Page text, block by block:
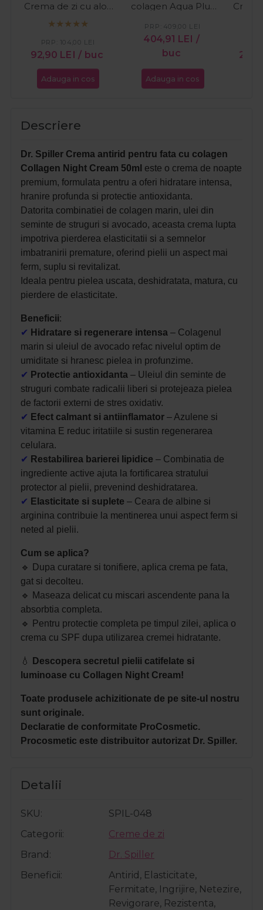
Crema de zi cu aloe
vera pentru ten
Balance 50ml
92,90 LEI / buc
PRP: 104,00 LEI
Adauga in cos
colagen Aqua Plus
404,91 LEI /
buc
PRP: 409,00 LEI
Adauga in cos
Descriere
Dr. Spiller Crema antirid pentru fata cu colagen
Collagen Night Cream 50ml este o crema de noapte
premium, formulata pentru a oferi hidratare intensa,
hranire profunda si protectie antioxidanta.
Datorita combinatiei de colagen marin, ulei din
seminte de struguri si avocado, aceasta crema lupta
impotriva pierderea elasticitatii si a semnelor
imbatranirii premature, oferind pielii un aspect mai
ferm, suplu si revitalizat.
Ideala pentru pielea uscata, deshidratata, matura, cu
pierdere de elasticitate.
Beneficii:
✔ Hidratare si regenerare intensa – Colagenul
marin si uleiul de avocado refac nivelul optim de
umiditate si hranesc pielea in profunzime.
✔ Protectie antioxidanta – Uleiul din seminte de
struguri combate radicalii liberi si protejeaza pielea
de factorii externi de stres oxidativ.
✔ Efect calmant si antiinflamator – Azulene si
vitamina E reduc iritatiile si sustin regenerarea
celulara.
✔ Restabilirea barierei lipidice – Combinatia de
ingrediente active ajuta la fortificarea stratului
protector al pielii, prevenind deshidratarea.
✔ Elasticitate si suplete – Ceara de albine si
arginina contribuie la mentinerea unui aspect ferm si
neted al pielii.
Cum se aplica?
🔹 Dupa curatare si tonifiere, aplica crema pe fata,
gat si decolteu.
🔹 Maseaza delicat cu miscari ascendente pana la
absorbtia completa.
🔹 Pentru protectie completa pe timpul zilei, aplica o
crema cu SPF dupa utilizarea cremei hidratante.
💧
Descopera secretul pielii catifelate si
luminoase cu Collagen Night Cream!
Toate produsele achizitionate de pe site-ul nostru
sunt originale.
Declaratie de conformitate ProCosmetic.
Procosmetic este distribuitor autorizat Dr. Spiller.
Detalii
SKU
SPIL-048
Categorii
Creme de zi
Brand
Dr. Spiller
Beneficii
Antirid, Elasticitate,
Fermitate, Ingrijire, Netezire,
Revigorare, Rezistenta,